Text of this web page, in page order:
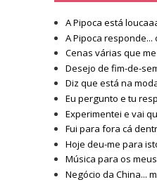
A Pipoca está
A Pipoca responde...
Cenas várias que
Desejo de fim-de-
Diz que está na
Eu pergunto e tu
Experimentei e vai
Fui para fora cá
Hoje deu-me para
Música para os
Negócio da China...